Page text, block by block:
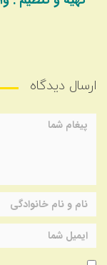
ارسال دیدگاه